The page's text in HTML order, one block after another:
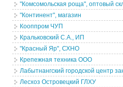
"Комсомольская роща", оптовый
"Континент", магазин
Кооппром ЧУП
Кральковский С.А., ИП
"Красный Яр", СХНО
Крепежная техника ООО
Лабытнангский городской центр
Лесхоз Островецкий ГЛХУ